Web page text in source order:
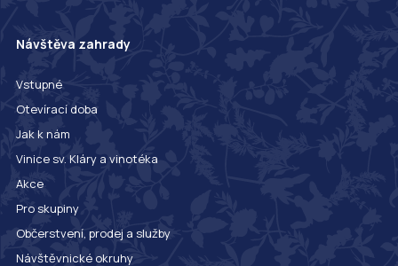
Návštěva zahrady
Vstupné
Otevírací doba
Jak k nám
Vinice sv. Kláry a vinotéka
Akce
Pro skupiny
Občerstvení, prodej a služby
Návštěvnické okruhy